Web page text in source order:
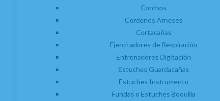
Corchos
Cordones Arneses
Cortacañas
Ejercitadores de Respiración
Entrenadores Digitación
Estuches Guardacañas
Estuches Instrumento
Fundas o Estuches Boquilla
Abrazadera Clarinete Mib o Requinto